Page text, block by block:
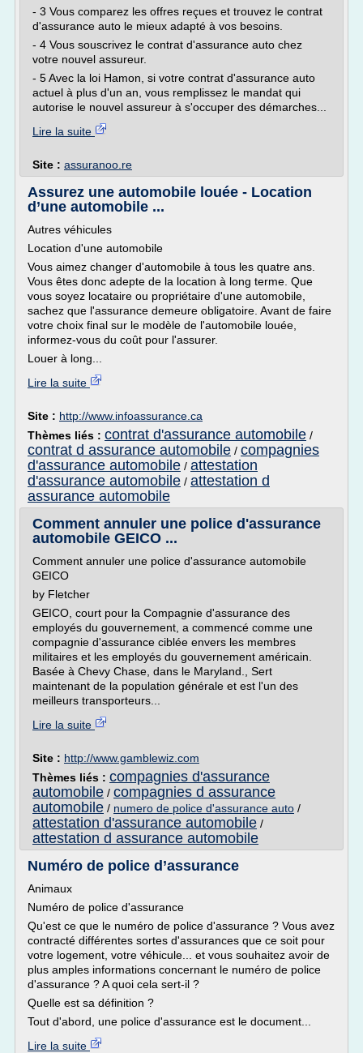
- 3 Vous comparez les offres reçues et trouvez le contrat
d'assurance auto le mieux adapté à vos besoins.
- 4 Vous souscrivez le contrat d'assurance auto chez
votre nouvel assureur.
- 5 Avec la loi Hamon, si votre contrat d'assurance auto
actuel à plus d'un an, vous remplissez le mandat qui
autorise le nouvel assureur à s'occuper des démarches...
Lire la suite
Site : assuranoo.re
Assurez une automobile louée - Location
d’une automobile ...
Autres véhicules
Location d'une automobile
Vous aimez changer d'automobile à tous les quatre ans.
Vous êtes donc adepte de la location à long terme. Que
vous soyez locataire ou propriétaire d'une automobile,
sachez que l'assurance demeure obligatoire. Avant de faire
votre choix final sur le modèle de l'automobile louée,
informez-vous du coût pour l'assurer.
Louer à long...
Lire la suite
Site : http://www.infoassurance.ca
Thèmes liés : contrat d'assurance automobile /
contrat d assurance automobile / compagnies
d'assurance automobile / attestation
d'assurance automobile / attestation d
assurance automobile
Comment annuler une police d'assurance
automobile GEICO ...
Comment annuler une police d'assurance automobile
GEICO
by Fletcher
GEICO, court pour la Compagnie d'assurance des
employés du gouvernement, a commencé comme une
compagnie d'assurance ciblée envers les membres
militaires et les employés du gouvernement américain.
Basée à Chevy Chase, dans le Maryland., Sert
maintenant de la population générale et est l'un des
meilleurs transporteurs...
Lire la suite
Site : http://www.gamblewiz.com
Thèmes liés : compagnies d'assurance
automobile / compagnies d assurance
automobile / numero de police d'assurance auto /
attestation d'assurance automobile /
attestation d assurance automobile
Numéro de police d’assurance
Animaux
Numéro de police d'assurance
Qu'est ce que le numéro de police d'assurance ? Vous avez
contracté différentes sortes d'assurances que ce soit pour
votre logement, votre véhicule... et vous souhaitez avoir de
plus amples informations concernant le numéro de police
d'assurance ? A quoi cela sert-il ?
Quelle est sa définition ?
Tout d'abord, une police d'assurance est le document...
Lire la suite